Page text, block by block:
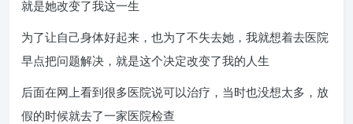
就是她改变了我这一生
为了让自己身体好起来，也为了不失去她，我就想着去医院
早点把问题解决，就是这个决定改变了我的人生
后面在网上看到很多医院说可以治疗，当时也没想太多，放
假的时候就去了一家医院检查